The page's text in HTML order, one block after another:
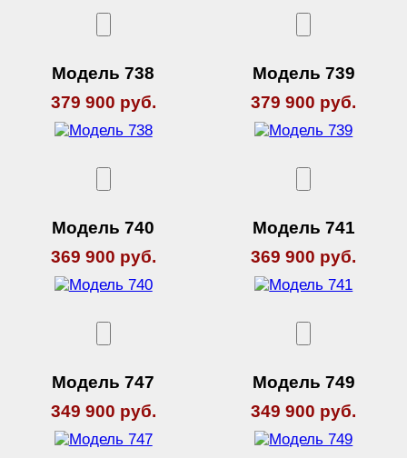
Модель 738
379 900 руб.
Модель 739
379 900 руб.
Модель 740
369 900 руб.
Модель 741
369 900 руб.
Модель 747
349 900 руб.
Модель 749
349 900 руб.